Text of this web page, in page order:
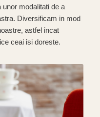
modalitati de a
Diversificam in mod
astfel incat
ceai isi doreste.